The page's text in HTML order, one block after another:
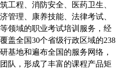
工程、消防安全、医药卫生、
管理、康养技能、法律考试、
等领域的职业考试培训服务，经
盖全国30个省级行政区域的238
基地和遍布全国的服务网络，
队，形成了丰富的课程产品矩